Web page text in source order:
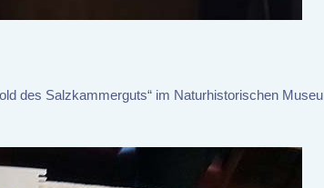
des Salzkammerguts“ im Naturhistorischen